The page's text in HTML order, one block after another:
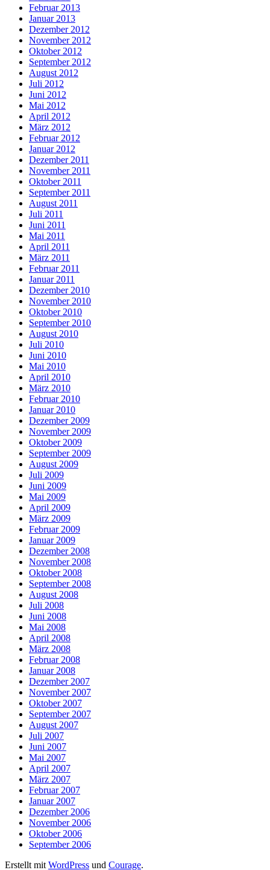
Februar 2013
Januar 2013
Dezember 2012
November 2012
Oktober 2012
September 2012
August 2012
Juli 2012
Juni 2012
Mai 2012
April 2012
März 2012
Februar 2012
Januar 2012
Dezember 2011
November 2011
Oktober 2011
September 2011
August 2011
Juli 2011
Juni 2011
Mai 2011
April 2011
März 2011
Februar 2011
Januar 2011
Dezember 2010
November 2010
Oktober 2010
September 2010
August 2010
Juli 2010
Juni 2010
Mai 2010
April 2010
März 2010
Februar 2010
Januar 2010
Dezember 2009
November 2009
Oktober 2009
September 2009
August 2009
Juli 2009
Juni 2009
Mai 2009
April 2009
März 2009
Februar 2009
Januar 2009
Dezember 2008
November 2008
Oktober 2008
September 2008
August 2008
Juli 2008
Juni 2008
Mai 2008
April 2008
März 2008
Februar 2008
Januar 2008
Dezember 2007
November 2007
Oktober 2007
September 2007
August 2007
Juli 2007
Juni 2007
Mai 2007
April 2007
März 2007
Februar 2007
Januar 2007
Dezember 2006
November 2006
Oktober 2006
September 2006
Erstellt mit WordPress und Courage.